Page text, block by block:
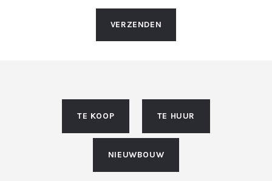
VERZENDEN
TE KOOP TE HUUR
NIEUWBOUW